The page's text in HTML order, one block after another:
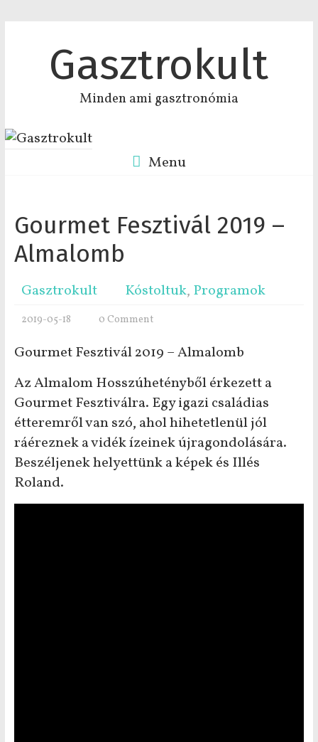
Gasztrokult
Minden ami gasztronómia
Menu
Gourmet Fesztivál 2019 –
Almalomb
Gasztrokult Kóstoltuk, Programok
2019-05-18 0 Comment
Gourmet Fesztivál 2019 – Almalomb
Az Almalom Hosszúhetényből érkezett a
Gourmet Fesztiválra. Egy igazi családias
étteremről van szó, ahol hihetetlenül jól
ráéreznek a vidék ízeinek újragondolására.
Beszéljenek helyettünk a képek és Illés
Roland.